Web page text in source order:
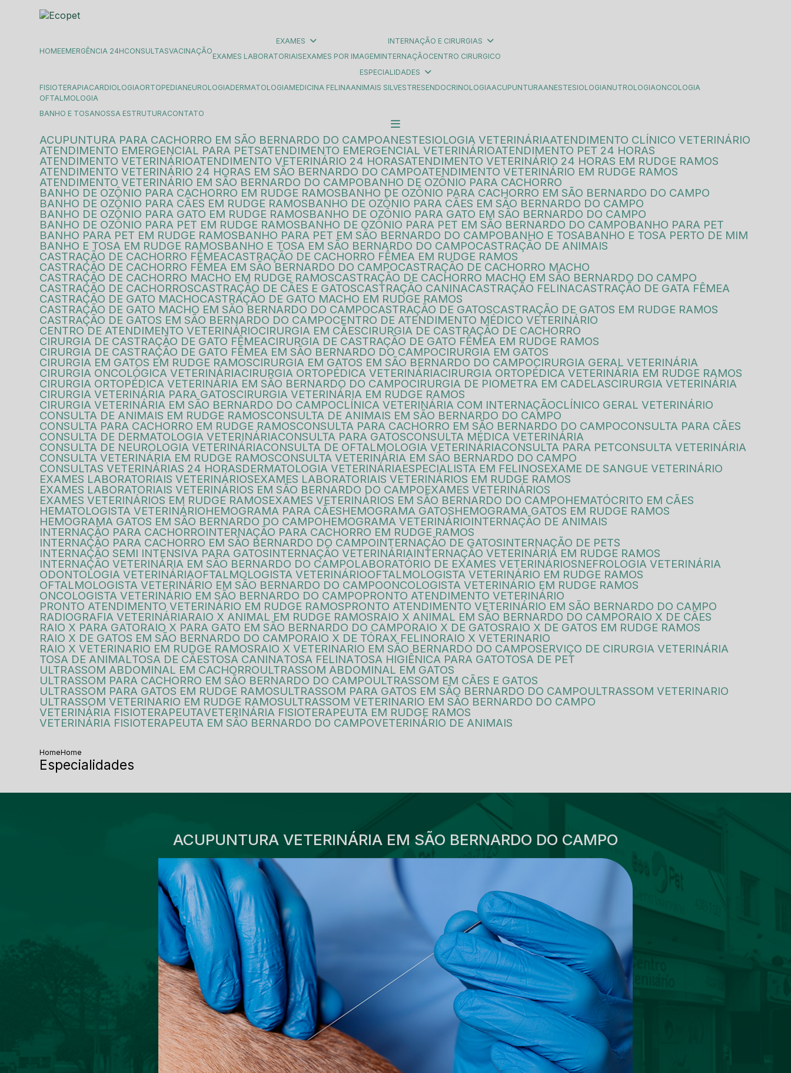
HOME EMERGÊNCIA 24H CONSULTAS VACINAÇÃO
EXAMES
EXAMES LABORATORIAIS EXAMES POR IMAGEM
INTERNAÇÃO E CIRURGIAS
INTERNAÇÃO
CENTRO CIRURGICO
ESPECIALIDADES
FISIOTERAPIA
CARDIOLOGIA ORTOPEDIA NEUROLOGIA DERMATOLOGIA MEDICINA FELINA ANIMAIS SILVESTRES ENDOCRINOLOGIA ACUPUNTURA ANESTESIOLOGIA NUTROLOGIA
ONCOLOGIA
OFTALMOLOGIA
BANHO E TOSA
NOSSA ESTRUTURA CONTATO
ACUPUNTURA PARA CACHORRO EM SÃO BERNARDO DO CAMPO ANESTESIOLOGIA VETERINÁRIA ATENDIMENTO CLÍNICO VETERINÁRIO
ATENDIMENTO EMERGENCIAL PARA PETS ATENDIMENTO EMERGENCIAL VETERINÁRIO ATENDIMENTO PET 24 HORAS
ATENDIMENTO VETERINÁRIO ATENDIMENTO VETERINÁRIO 24 HORAS ATENDIMENTO VETERINÁRIO 24 HORAS EM RUDGE RAMOS
ATENDIMENTO VETERINÁRIO 24 HORAS EM SÃO BERNARDO DO CAMPO ATENDIMENTO VETERINÁRIO EM RUDGE RAMOS
ATENDIMENTO VETERINÁRIO EM SÃO BERNARDO DO CAMPO
BANHO DE OZÔNIO PARA CACHORRO
BANHO DE OZÔNIO PARA CACHORRO EM RUDGE RAMOS
BANHO DE OZÔNIO PARA CACHORRO EM SÃO BERNARDO DO CAMPO
BANHO DE OZÔNIO PARA CÃES EM RUDGE RAMOS
BANHO DE OZÔNIO PARA CÃES EM SÃO BERNARDO DO CAMPO
BANHO DE OZÔNIO PARA GATO EM RUDGE RAMOS
BANHO DE OZÔNIO PARA GATO EM SÃO BERNARDO DO CAMPO
BANHO DE OZÔNIO PARA PET EM RUDGE RAMOS
BANHO DE OZÔNIO PARA PET EM SÃO BERNARDO DO CAMPO
BANHO PARA PET
BANHO PARA PET EM RUDGE RAMOS
BANHO PARA PET EM SÃO BERNARDO DO CAMPO BANHO E TOSA
BANHO E TOSA PERTO DE MIM
BANHO E TOSA EM RUDGE RAMOS
BANHO E TOSA EM SÃO BERNARDO DO CAMPO
CASTRAÇÃO DE ANIMAIS
CASTRAÇÃO DE CACHORRO FÊMEA
CASTRAÇÃO DE CACHORRO FÊMEA EM RUDGE RAMOS
CASTRAÇÃO DE CACHORRO FÊMEA EM SÃO BERNARDO DO CAMPO
CASTRAÇÃO DE CACHORRO MACHO
CASTRAÇÃO DE CACHORRO MACHO EM RUDGE RAMOS
CASTRAÇÃO DE CACHORRO MACHO EM SÃO BERNARDO DO CAMPO
CASTRAÇÃO DE CACHORROS
CASTRAÇÃO DE CÃES E GATOS CASTRAÇÃO CANINA CASTRAÇÃO FELINA
CASTRAÇÃO DE GATA FÊMEA
CASTRAÇÃO DE GATO MACHO
CASTRAÇÃO DE GATO MACHO EM RUDGE RAMOS
CASTRAÇÃO DE GATO MACHO EM SÃO BERNARDO DO CAMPO
CASTRAÇÃO DE GATOS
CASTRAÇÃO DE GATOS EM RUDGE RAMOS
CASTRAÇÃO DE GATOS EM SÃO BERNARDO DO CAMPO
CENTRO DE ATENDIMENTO MÉDICO VETERINÁRIO
CENTRO DE ATENDIMENTO VETERINÁRIO
CIRURGIA EM CÃES
CIRURGIA DE CASTRAÇÃO DE CACHORRO
CIRURGIA DE CASTRAÇÃO DE GATO FÊMEA
CIRURGIA DE CASTRAÇÃO DE GATO FÊMEA EM RUDGE RAMOS
CIRURGIA DE CASTRAÇÃO DE GATO FÊMEA EM SÃO BERNARDO DO CAMPO
CIRURGIA EM GATOS
CIRURGIA EM GATOS EM RUDGE RAMOS
CIRURGIA EM GATOS EM SÃO BERNARDO DO CAMPO
CIRURGIA GERAL VETERINÁRIA
CIRURGIA ONCOLÓGICA VETERINÁRIA
CIRURGIA ORTOPÉDICA VETERINÁRIA
CIRURGIA ORTOPÉDICA VETERINÁRIA EM RUDGE RAMOS
CIRURGIA ORTOPÉDICA VETERINÁRIA EM SÃO BERNARDO DO CAMPO
CIRURGIA DE PIOMETRA EM CADELAS
CIRURGIA VETERINÁRIA
CIRURGIA VETERINÁRIA PARA GATOS
CIRURGIA VETERINÁRIA EM RUDGE RAMOS
CIRURGIA VETERINÁRIA EM SÃO BERNARDO DO CAMPO
CLÍNICA VETERINÁRIA COM INTERNAÇÃO
CLÍNICO GERAL VETERINÁRIO
CONSULTA DE ANIMAIS EM RUDGE RAMOS
CONSULTA DE ANIMAIS EM SÃO BERNARDO DO CAMPO
CONSULTA PARA CACHORRO EM RUDGE RAMOS
CONSULTA PARA CACHORRO EM SÃO BERNARDO DO CAMPO
CONSULTA PARA CÃES
CONSULTA DE DERMATOLOGIA VETERINÁRIA
CONSULTA PARA GATOS
CONSULTA MÉDICA VETERINÁRIA
CONSULTA DE NEUROLOGIA VETERINÁRIA
CONSULTA DE OFTALMOLOGIA VETERINÁRIA CONSULTA PARA PET
CONSULTA VETERINÁRIA
CONSULTA VETERINÁRIA EM RUDGE RAMOS
CONSULTA VETERINÁRIA EM SÃO BERNARDO DO CAMPO
CONSULTAS VETERINÁRIAS 24 HORAS
DERMATOLOGIA VETERINÁRIA ESPECIALISTA EM FELINOS EXAME DE SANGUE VETERINÁRIO
EXAMES LABORATORIAIS VETERINÁRIOS EXAMES LABORATORIAIS VETERINÁRIOS EM RUDGE RAMOS
EXAMES LABORATORIAIS VETERINÁRIOS EM SÃO BERNARDO DO CAMPO EXAMES VETERINÁRIOS
EXAMES VETERINÁRIOS EM RUDGE RAMOS EXAMES VETERINÁRIOS EM SÃO BERNARDO DO CAMPO
HEMATÓCRITO EM CÃES
HEMATOLOGISTA VETERINÁRIO
HEMOGRAMA PARA CÃES HEMOGRAMA GATOS
HEMOGRAMA GATOS EM RUDGE RAMOS
HEMOGRAMA GATOS EM SÃO BERNARDO DO CAMPO
HEMOGRAMA VETERINÁRIO INTERNAÇÃO DE ANIMAIS
INTERNAÇÃO PARA CACHORRO INTERNAÇÃO PARA CACHORRO EM RUDGE RAMOS
INTERNAÇÃO PARA CACHORRO EM SÃO BERNARDO DO CAMPO INTERNAÇÃO DE GATOS INTERNAÇÃO DE PETS
INTERNAÇÃO SEMI INTENSIVA PARA GATOS INTERNAÇÃO VETERINÁRIA INTERNAÇÃO VETERINÁRIA EM RUDGE RAMOS
INTERNAÇÃO VETERINÁRIA EM SÃO BERNARDO DO CAMPO LABORATÓRIO DE EXAMES VETERINÁRIOS
NEFROLOGIA VETERINÁRIA
ODONTOLOGIA VETERINÁRIA
OFTALMOLOGISTA VETERINÁRIO
OFTALMOLOGISTA VETERINÁRIO EM RUDGE RAMOS
OFTALMOLOGISTA VETERINÁRIO EM SÃO BERNARDO DO CAMPO
ONCOLOGISTA VETERINÁRIO EM RUDGE RAMOS
ONCOLOGISTA VETERINÁRIO EM SÃO BERNARDO DO CAMPO
PRONTO ATENDIMENTO VETERINÁRIO
PRONTO ATENDIMENTO VETERINÁRIO EM RUDGE RAMOS
PRONTO ATENDIMENTO VETERINÁRIO EM SÃO BERNARDO DO CAMPO
RADIOGRAFIA VETERINÁRIA
RAIO X ANIMAL EM RUDGE RAMOS RAIO X ANIMAL EM SÃO BERNARDO DO CAMPO
RAIO X DE CÃES
RAIO X PARA GATO
RAIO X PARA GATO EM SÃO BERNARDO DO CAMPO RAIO X DE GATOS
RAIO X DE GATOS EM RUDGE RAMOS
RAIO X DE GATOS EM SÃO BERNARDO DO CAMPO
RAIO X DE TÓRAX FELINO
RAIO X VETERINARIO
RAIO X VETERINARIO EM RUDGE RAMOS
RAIO X VETERINARIO EM SÃO BERNARDO DO CAMPO SERVIÇO DE CIRURGIA VETERINÁRIA
TOSA DE ANIMAL TOSA DE CÃES TOSA CANINA TOSA FELINA TOSA HIGIÊNICA PARA GATO TOSA DE PET
ULTRASSOM ABDOMINAL EM CACHORRO
ULTRASSOM ABDOMINAL EM GATOS
ULTRASSOM PARA CACHORRO EM SÃO BERNARDO DO CAMPO
ULTRASSOM EM CÃES E GATOS
ULTRASSOM PARA GATOS EM RUDGE RAMOS
ULTRASSOM PARA GATOS EM SÃO BERNARDO DO CAMPO
ULTRASSOM VETERINARIO
ULTRASSOM VETERINARIO EM RUDGE RAMOS
ULTRASSOM VETERINARIO EM SÃO BERNARDO DO CAMPO
VETERINÁRIA FISIOTERAPEUTA
VETERINÁRIA FISIOTERAPEUTA EM RUDGE RAMOS
VETERINÁRIA FISIOTERAPEUTA EM SÃO BERNARDO DO CAMPO
VETERINÁRIO DE ANIMAIS
HomeHome
Especialidades
ACUPUNTURA VETERINÁRIA EM SÃO BERNARDO DO CAMPO